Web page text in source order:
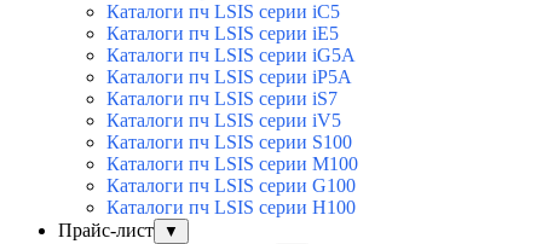
Каталоги пч LSIS серии iC5
Каталоги пч LSIS серии iE5
Каталоги пч LSIS серии iG5A
Каталоги пч LSIS серии iP5A
Каталоги пч LSIS серии iS7
Каталоги пч LSIS серии iV5
Каталоги пч LSIS серии S100
Каталоги пч LSIS серии M100
Каталоги пч LSIS серии G100
Каталоги пч LSIS серии H100
Прайс-лист
▼